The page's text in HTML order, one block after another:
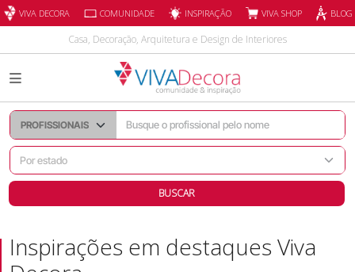
VIVA DECORA COMUNIDADE INSPIRAÇÃO VIVA SHOP
Casa, Decoração, Arquitetura e Design de Interiores
BUSCAR
Inspirações em destaques Viva